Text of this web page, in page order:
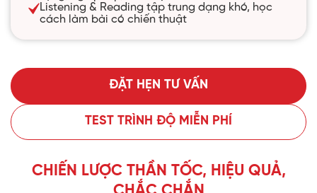
Listening & Reading tập trung dạng khó, học
cách làm bài có chiến thuật
ĐẶT HẸN TƯ VẤN
TEST TRÌNH ĐỘ MIỄN PHÍ
CHIẾN LƯỢC THẦN TỐC, HIỆU QUẢ,